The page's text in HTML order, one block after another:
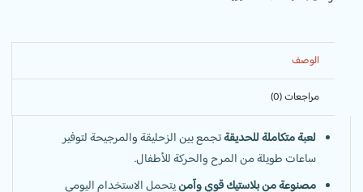
الوصف
مراجعات (0)
لعبة متكاملة للحديقةتجمع بين الزحليقة والمرجيحة لتوفير
ساعات طويلة من المرح والحركة للأطفال.
مصنوعة من بلاستيك قوي وآمنيتحمل الاستخدام اليومي